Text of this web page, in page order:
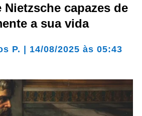
Nietzsche capazes de
a sua vida
P. | 14/08/2025 às 05:43